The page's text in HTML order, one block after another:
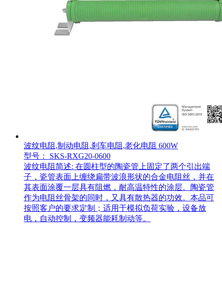
波纹电阻,制动电阻,刹车电阻,老化电阻 600W
型号： SKS-RXG20-0600
波纹电阻简述: 在圆柱型的陶瓷管上固定了两个引出端
子，瓷管表面上缠绕扁带波浪形状的合金电阻丝，并在
其表面涂覆一层具有阻燃，耐高温特性的涂层。陶瓷管
作为电阻丝骨架的同时，又具有散热器的功效。本品可
按照客户的要求定制；适用于模拟负荷实验，设备放
电，自动控制，变频器能耗制动等。